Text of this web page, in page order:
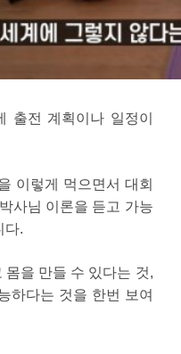
출전 계획이나 일정이
이렇게 먹으면서 대회
사님 이론을 듣고 가능
다.
몸을 만들 수 있다는 것,
하다는 것을 한번 보여